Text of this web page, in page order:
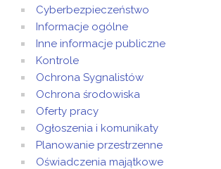
Cyberbezpieczeństwo
Informacje ogólne
Inne informacje publiczne
Kontrole
Ochrona Sygnalistów
Ochrona środowiska
Oferty pracy
Ogłoszenia i komunikaty
Planowanie przestrzenne
Oświadczenia majątkowe